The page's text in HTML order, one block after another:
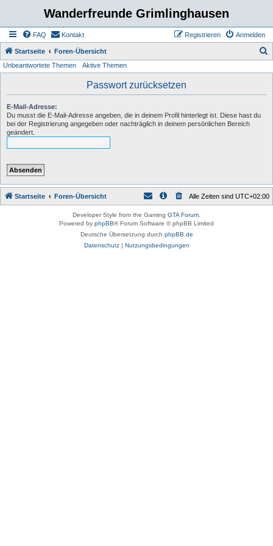
Wanderfreunde Grimlinghausen
FAQ Kontakt Anmelden
Registrieren
Startseite Foren-Übersicht
Unbeantwortete Themen Aktive Themen
Passwort zurücksetzen
E-Mail-Adresse:
Du musst die E-Mail-Adresse angeben, die in deinem Profil hinterlegt ist. Diese hast du
bei der Registrierung angegeben oder nachträglich in deinem persönlichen Bereich
geändert.
Startseite Foren-Übersicht Alle Zeiten sind UTC+02:00
Developer Style from the Gaming GTA Forum
Powered by phpBB® Forum Software © phpBB Limited
Deutsche Übersetzung durch phpBB.de
Datenschutz| Nutzungsbedingungen